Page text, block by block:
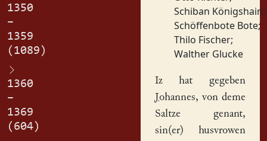
1350
–
1359
(1089)
1360
–
1369
(604)
Schiban Königshain;
Schöffenbote Bote;
Thilo Fischer;
Walther Glucke
Iz hat gegeben
Johannes, von deme
Saltze genant,
sin(er) husvrowen